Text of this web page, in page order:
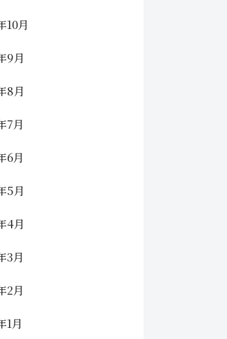
10月
9月
8月
7月
6月
5月
4月
3月
2月
1月